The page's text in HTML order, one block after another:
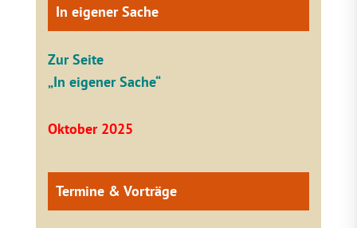
In eigener Sache
Zur Seite
„In eigener Sache“
Oktober 2025
Termine & Vorträge